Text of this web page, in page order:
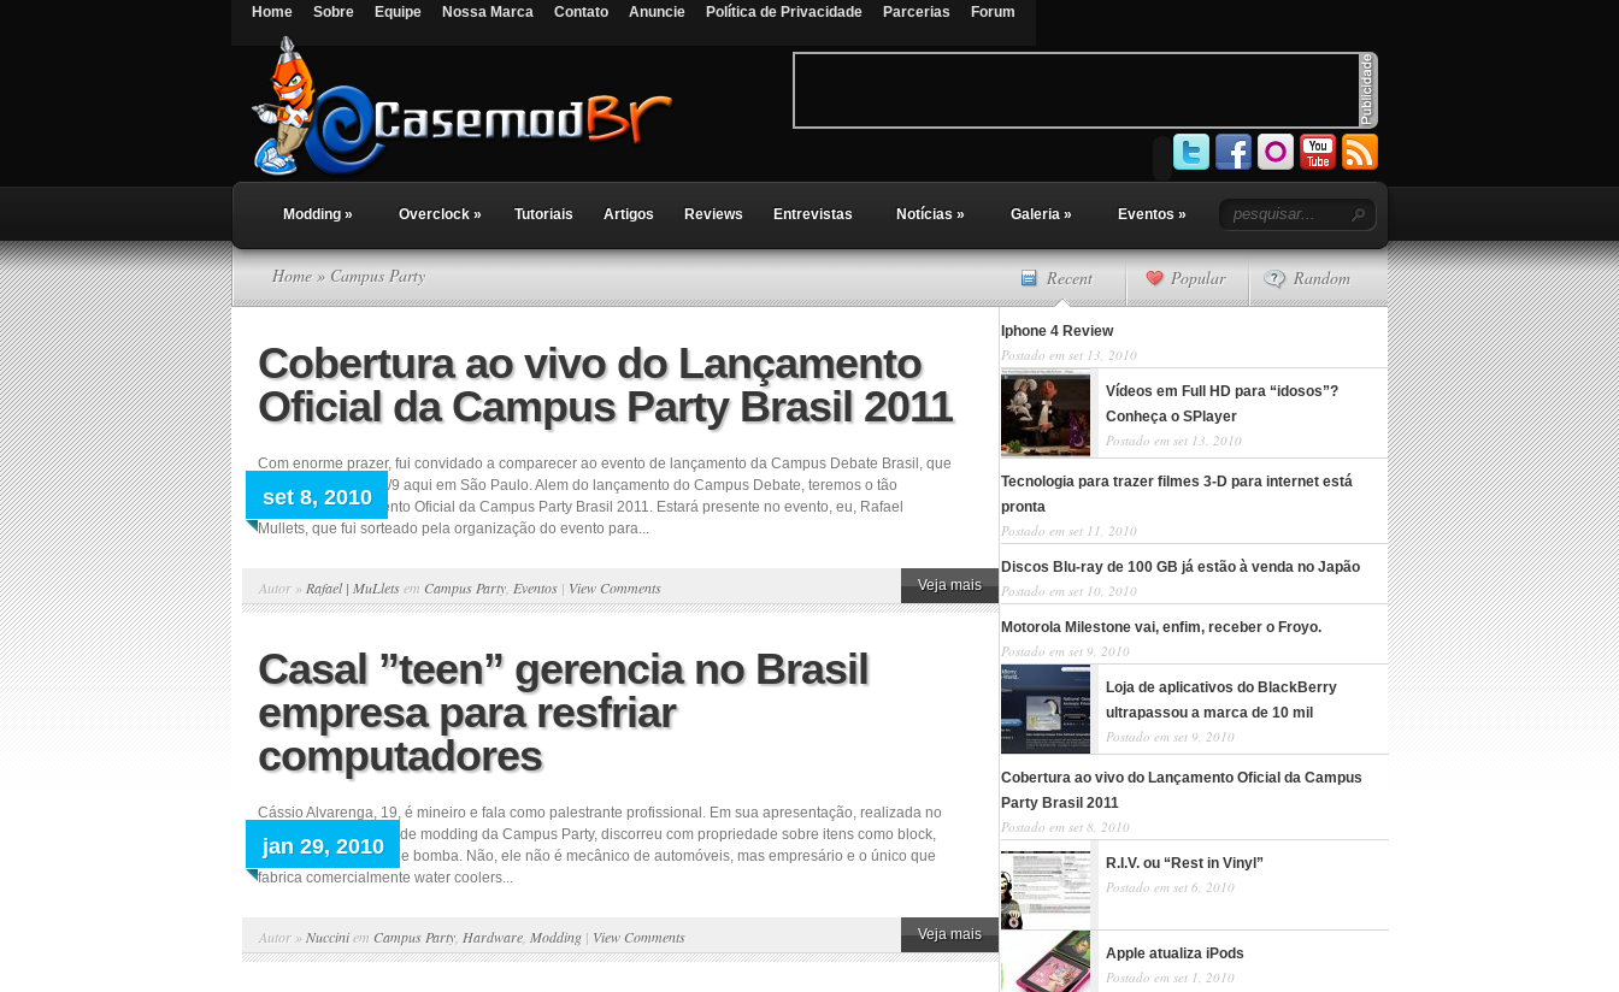
Home Sobre Equipe Nossa Marca Contato Anuncie Política de Privacidade Parcerias Forum
Modding » Overclock » Tutoriais Artigos Reviews Entrevistas Notícias » Galeria » Eventos »
Home » Campus Party
Cobertura ao vivo do Lançamento
Oficial da Campus Party Brasil 2011
set 8, 2010
Com enorme prazer, fui convidado a comparecer ao evento de lançamento da Campus Debate Brasil, que
será realizado dia 9/9 aqui em São Paulo. Alem do lançamento do Campus Debate, teremos o tão
aguardado lançamento Oficial da Campus Party Brasil 2011. Estará presente no evento, eu, Rafael
Mullets, que fui sorteado pela organização do evento para...
Autor » Rafael | MuLletsem Campus Party Eventos | View Comments Veja mais
Casal ”teen” gerencia no Brasil
empresa para resfriar
computadores
jan 29, 2010
Cássio Alvarenga, 19, é mineiro e fala como palestrante profissional. Em sua apresentação, realizada no
último dia 27 na área de modding da Campus Party, discorreu com propriedade sobre itens como block,
radiador, mangueiras e bomba. Não, ele não é mecânico de automóveis, mas empresário e o único que
fabrica comercialmente water coolers...
Autor »Nucciniem Campus Party Hardware Modding | View Comments Veja mais
Recent Popular Random
Iphone 4 Review
Postado em set 13, 2010
Vídeos em Full HD para “idosos”?
Conheça o SPlayer
Postado em set 13, 2010
Tecnologia para trazer filmes 3-D para internet está
pronta
Postado em set 11, 2010
Discos Blu-ray de 100 GB já estão à venda no Japão
Postado em set 10, 2010
Motorola Milestone vai, enfim, receber o Froyo.
Postado em set 9, 2010
Loja de aplicativos do BlackBerry
ultrapassou a marca de 10 mil
Postado em set 9, 2010
Cobertura ao vivo do Lançamento Oficial da Campus
Party Brasil 2011
Postado em set 8, 2010
R.I.V. ou “Rest in Vinyl”
Postado em set 6, 2010
Apple atualiza iPods
Postado em set 1, 2010